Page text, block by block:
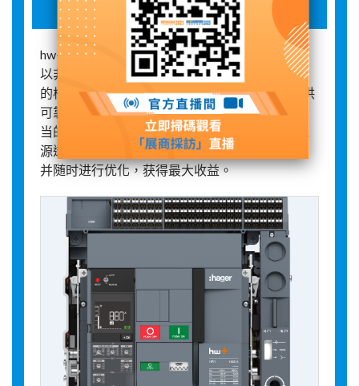
hw+空气断路器
hw+系列空气断路器结构紧凑，模块化设计，可
以非常便捷地安装到低压开关柜中。作为开关柜
的核心部件，HW+系列空气断路器不仅可以提供
可靠的过载、短路等多种保护功能，而且通过适
当的模块扩展，可实现整个系统的集成监控和能
源透明度。借此您可充分挖掘电气系统的潜力，
并随时进行优化，获得最大收益。